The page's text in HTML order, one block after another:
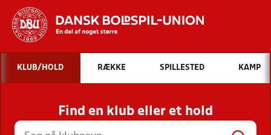
Hvad vil du søge efter?
INDHOLD OG NYHEDER
STILLINGER, RESULTATER, KLUBBER OG
HOLD
KLUB/HOLD RÆKKE SPILLESTED KAMP
Find en klub eller et hold